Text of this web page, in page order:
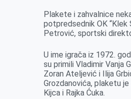
Plakete i zahvalnice
potpredsednik OK “Klek
Petrović, sportski
U ime igrača iz 1972.
su primili Vladimir Vanja
Zoran Ateljević i Ilija
Grozdanovića, plaketu
Kijca i Rajka Ćuka.